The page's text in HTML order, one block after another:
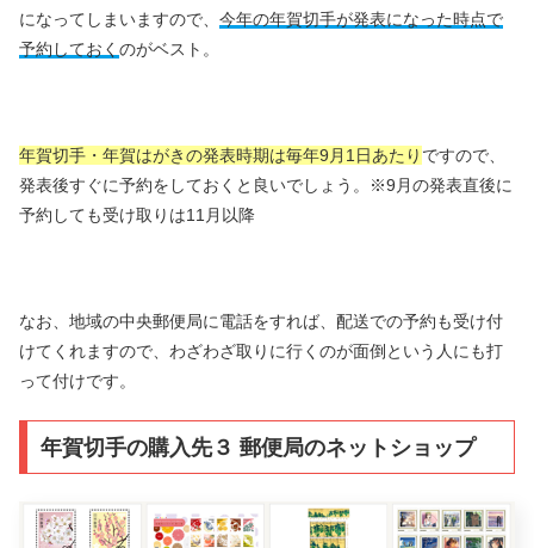
になってしまいますので、 今年の年賀切手が発表になった時点で
予約しておく のがベスト。
年賀切手・年賀はがきの発表時期は毎年9月1日あたり ですので、
発表後すぐに予約をしておくと良いでしょう。※9月の発表直後に
予約しても受け取りは11月以降
なお、地域の中央郵便局に電話をすれば、配送での予約も受け付
けてくれますので、わざわざ取りに行くのが面倒という人にも打
って付けです。
年賀切手の購入先３ 郵便局のネットショップ